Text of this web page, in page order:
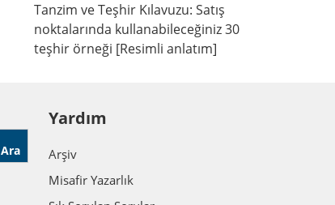
Tanzim ve Teşhir Kılavuzu: Satış
noktalarında kullanabileceğiniz 30
teşhir örneği [Resimli anlatım]
Ara
Yardım
Arşiv
Misafir Yazarlık